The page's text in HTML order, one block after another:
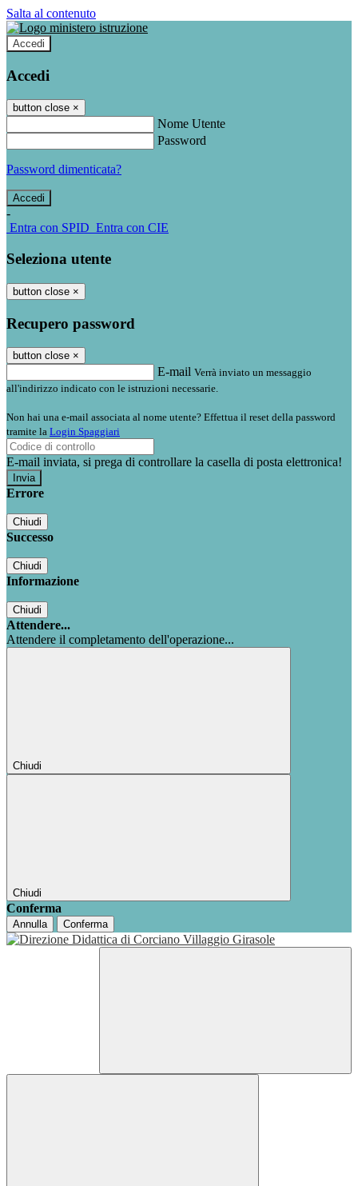
Salta al contenuto
Accedi
Accedi
button close ×
Nome Utente
Password
Password dimenticata?
-
Entra con SPID Entra con CIE
Seleziona utente
button close ×
Recupero password
button close ×
E-mail Verrà inviato un messaggio
all'indirizzo indicato con le istruzioni necessarie.
Non hai una e-mail associata al nome utente? Effettua il reset della password
tramite la Login Spaggiari
E-mail inviata, si prega di controllare la casella di posta elettronica!
Errore
Chiudi
Successo
Chiudi
Informazione
Chiudi
Attendere...
Attendere il completamento dell'operazione...
Chiudi
Chiudi
Conferma
Annulla Conferma